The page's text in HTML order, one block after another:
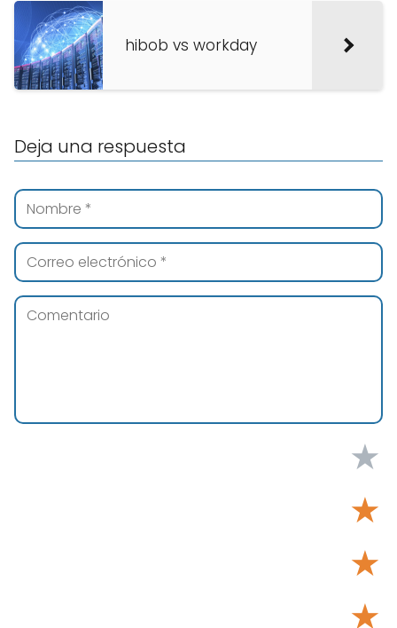
hibob vs workday
Deja una respuesta
★
★
★
★